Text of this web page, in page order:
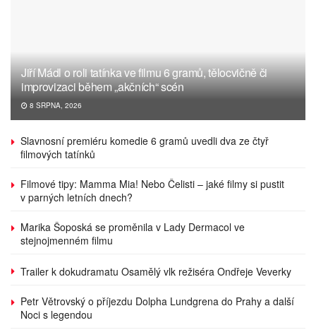
Jiří Mádl o roli tatínka ve filmu 6 gramů, tělocvičně či
improvizaci během „akčních“ scén
8 SRPNA, 2026
Slavnosní premiéru komedie 6 gramů uvedli dva ze čtyř
filmových tatínků
Filmové tipy: Mamma Mia! Nebo Čelisti – jaké filmy si pustit
v parných letních dnech?
Marika Šoposká se proměnila v Lady Dermacol ve
stejnojmenném filmu
Trailer k dokudramatu Osamělý vlk režiséra Ondřeje Veverky
Petr Větrovský o příjezdu Dolpha Lundgrena do Prahy a další
Noci s legendou